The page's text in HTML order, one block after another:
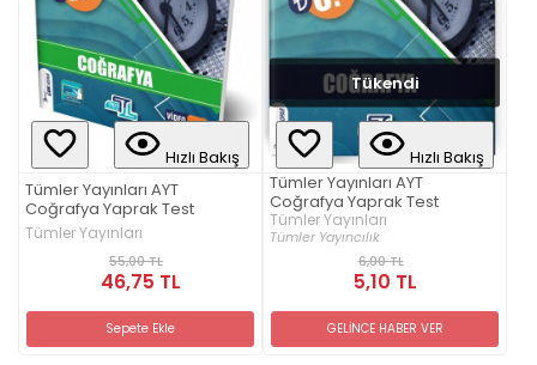
Hızlı Bakış
Tümler Yayınları AYT
Coğrafya Yaprak Test
Tümler Yayınları
55,00 TL
46,75 TL
Sepete Ekle
Tükendi
Hızlı Bakış
Tümler Yayınları AYT
Coğrafya Yaprak Test
Tümler Yayınları
Tümler Yayıncılık
6,00 TL
5,10 TL
GELİNCE HABER VER